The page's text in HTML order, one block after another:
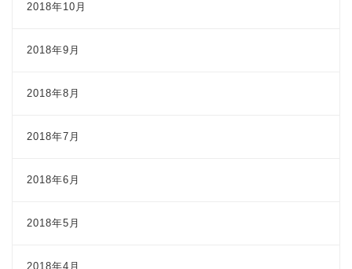
2018年10月
2018年9月
2018年8月
2018年7月
2018年6月
2018年5月
2018年4月